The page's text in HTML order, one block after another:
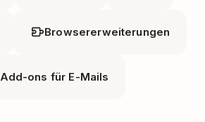
Browsererweiterungen
Add-ons für E-Mails